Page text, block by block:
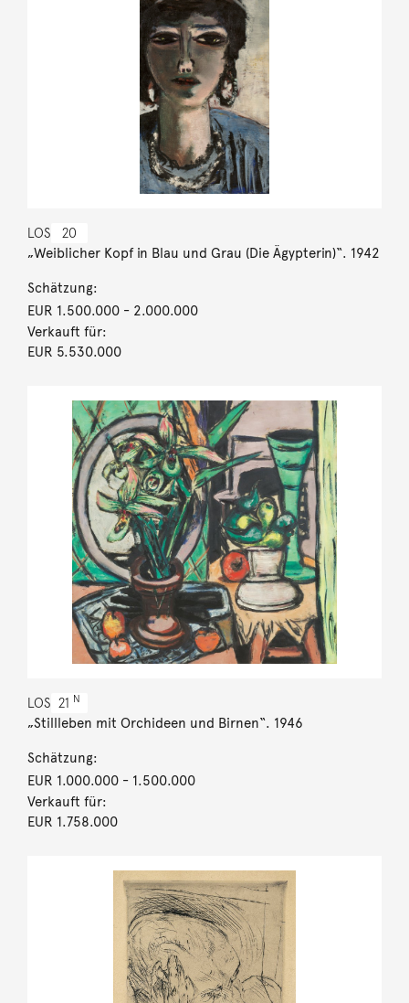
LOS 20
„Weiblicher Kopf in Blau und Grau (Die Ägypterin)“. 1942
Schätzung:
EUR 1.500.000- 2.000.000
Verkauft für:
EUR 5.530.000
LOS 21 N
„Stillleben mit Orchideen und Birnen“. 1946
Schätzung:
EUR 1.000.000- 1.500.000
Verkauft für:
EUR 1.758.000